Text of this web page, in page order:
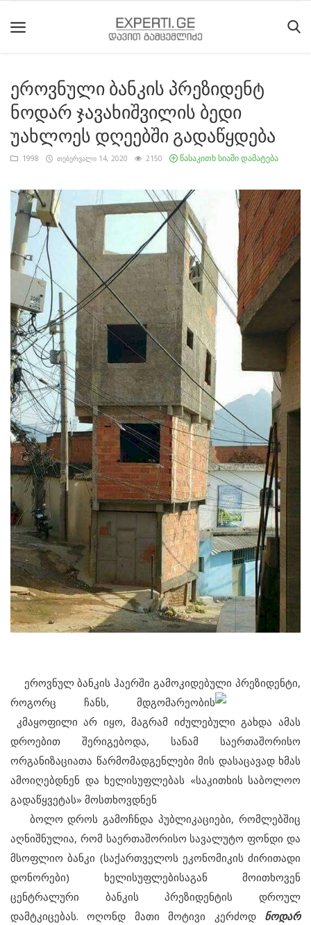
მთავარი
მიმდინარე
მოვლენები
შესახებ
ეროვნული
მოძრაობის
ისტორია
სტატიები
ეროვნული ბანკის პრეზიდენტ
ნოდარ ჯავახიშვილის ბედი
უახლოეს დღეებში გადაწყდება
1998 თებერვალი 14, 2020 2150 წასაკითხ სიაში დამატება
ეროვნულ ბანკის ჰაერში გამოკიდებული პრეზიდენტი,
როგორც ჩანს, მდგომარეობის
კმაყოფილი არ იყო, მაგრამ იძულებული გახდა ამას
დროებით შერიგებოდა, სანამ საერთაშორისო
ორგანიზაციათა წარმომადგენლები მის დასაცავად ხმას
ამოიღებდნენ და ხელისუფლებას «საკითხის საბოლოო
გადაწყვეტას» მოსთხოვდნენ
ბოლო დროს გამოჩნდა პუბლიკაციები, რომლებშიც
აღნიშნულია, რომ საერთაშორისო სავალუტო ფონდი და
მსოფლიო ბანკი (საქართველოს ეკონომიკის ძირითადი
დონორები) ხელისუფლებისაგან მოითხოვენ
ცენტრალური ბანკის პრეზიდენტის დროულ
დამტკიცებას. ოღონდ მათი მოტივი კერძოდ ნოდარ